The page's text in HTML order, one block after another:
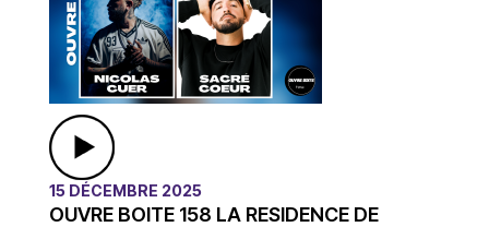
15 DÉCEMBRE 2025
OUVRE BOITE 158 LA RESIDENCE DE